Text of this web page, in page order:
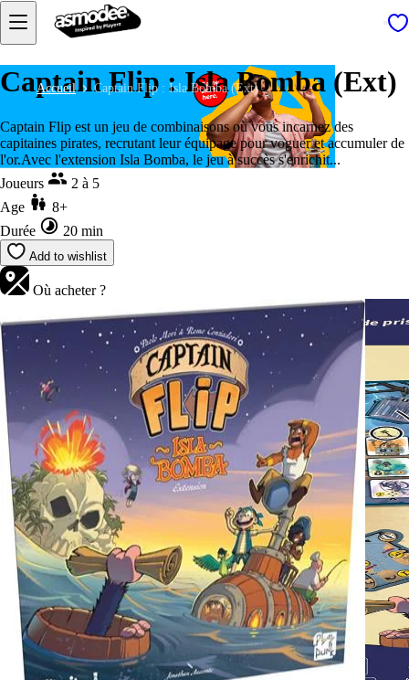
Accueil Captain Flip : Isla Bomba (Ext)
Captain Flip : Isla Bomba (Ext)
Captain Flip est un jeu de combinaisons où vous incarnez des
capitaines pirates, recrutant leur équipage pour voguer et accumuler de
l'or.Avec l'extension Isla Bomba, le jeu à succès s'enrichit...
Joueurs
2 à 5
Age
8+
Durée
20 min
Add to wishlist
Où acheter ?